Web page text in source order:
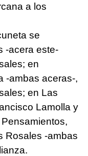
a los
se
-acera este-
en
-ambas aceras-,
en Las
Lamolla y
Rosales -ambas